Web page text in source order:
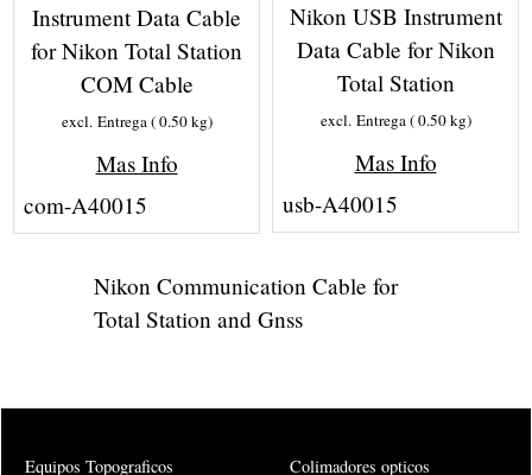
Instrument Data Cable
for Nikon Total Station
COM Cable
excl. Entrega 0.50kg
Mas Info
com-A40015
Nikon USB Instrument
Data Cable for Nikon
Total Station
excl. Entrega 0.50kg
Mas Info
usb-A40015
Nikon Communication Cable for
Total Station and Gnss
Equipos Topograficos
Colimadores opticos